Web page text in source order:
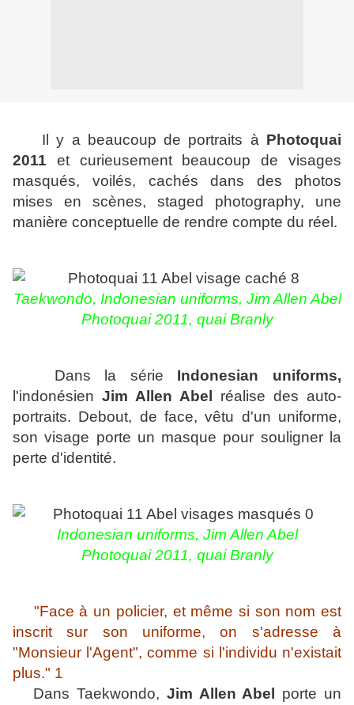
Il y a beaucoup de portraits à Photoquai
2011 et curieusement beaucoup de visages
masqués, voilés, cachés dans des photos
mises en scènes, staged photography, une
manière conceptuelle de rendre compte du réel.
Taekwondo, Indonesian uniforms, Jim Allen Abel
Photoquai 2011, quai Branly
Dans la série Indonesian uniforms,
l'indonésien Jim Allen Abel
réalise des auto-
portraits. Debout, de face, vêtu d'un uniforme,
son visage porte un masque pour souligner la
perte d'identité.
Indonesian uniforms, Jim Allen Abel
Photoquai 2011, quai Branly
"Face à un policier, et même si son nom est
inscrit sur son uniforme, on s'adresse à
"Monsieur l'Agent", comme si l'individu n'existait
plus." 1
Dans Taekwondo, Jim Allen Abel
porte un